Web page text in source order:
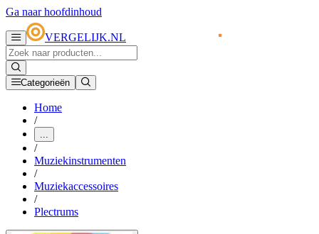
Ga naar hoofdinhoud
VERGELIJK.NL
Categorieën
Home
/
...
/
Muziekinstrumenten
/
Muziekaccessoires
/
Plectrums